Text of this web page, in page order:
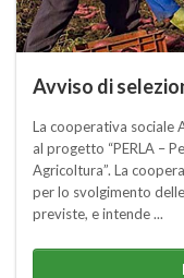
Avviso di
La cooperativa sociale
al progetto “PERLA –
Agricoltura”. La
per lo svolgimento
previste, e intende ...